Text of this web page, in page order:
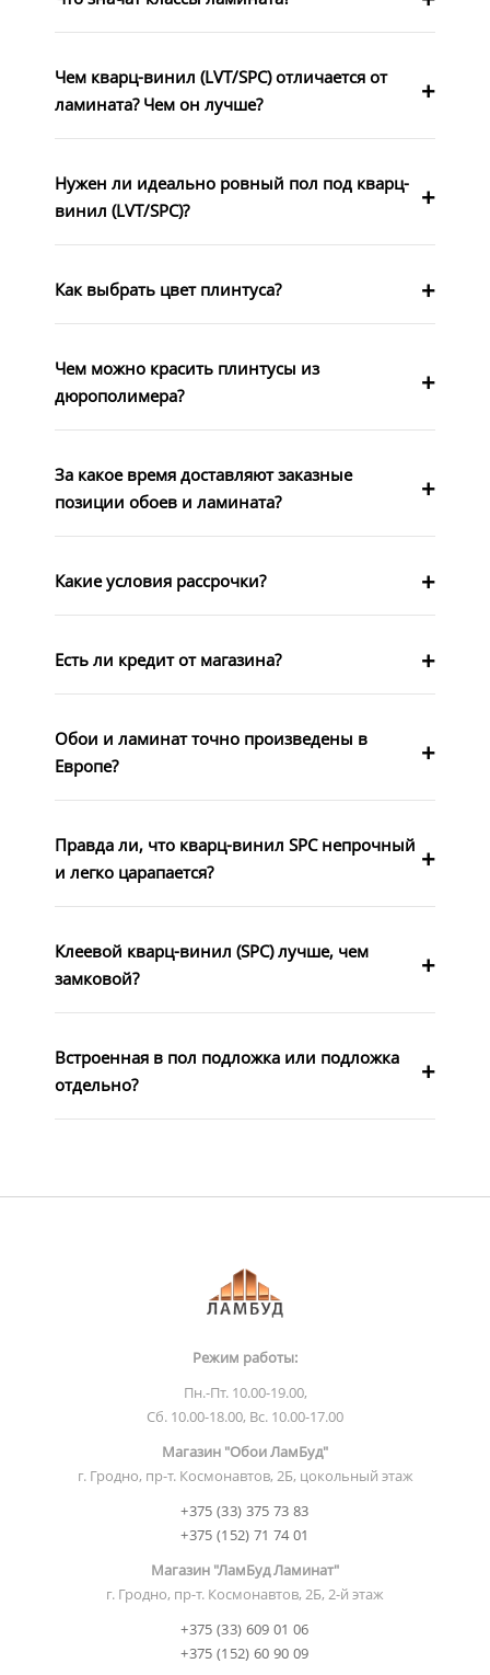
Чем кварц-винил (LVT/SPC) отличается от
ламината? Чем он лучше?
Нужен ли идеально ровный пол под кварц-
винил (LVT/SPC)?
Как выбрать цвет плинтуса?
Чем можно красить плинтусы из
дюрополимера?
За какое время доставляют заказные
позиции обоев и ламината?
Какие условия рассрочки?
Есть ли кредит от магазина?
Обои и ламинат точно произведены в
Европе?
Правда ли, что кварц-винил SPC непрочный
и легко царапается?
Клеевой кварц-винил (SPC) лучше, чем
замковой?
Встроенная в пол подложка или подложка
отдельно?
Режим работы:
Пн.-Пт. 10.00-19.00,
Сб. 10.00-18.00, Вс. 10.00-17.00
Магазин "Обои ЛамБуд"
г. Гродно, пр-т. Космонавтов, 2Б, цокольный этаж
+375 (33) 375 73 83
+375 (152) 71 74 01
Магазин "ЛамБуд Ламинат"
г. Гродно, пр-т. Космонавтов, 2Б, 2-й этаж
+375 (33) 609 01 06
+375 (152) 60 90 09